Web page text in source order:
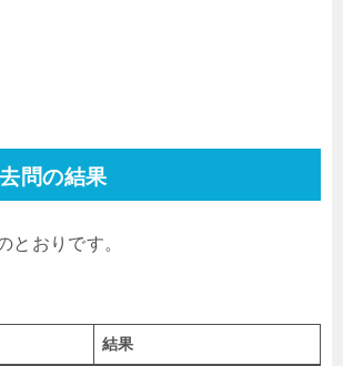
問の結果
とおりです。
結果